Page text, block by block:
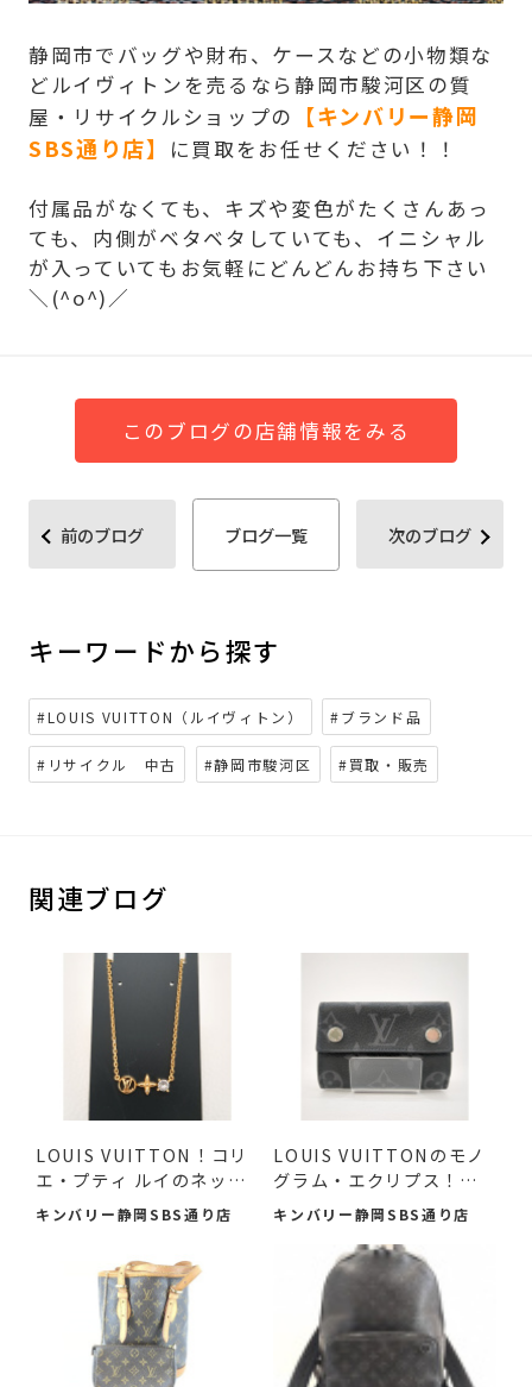
静岡市でバッグや財布、ケースなどの小物類な
どルイヴィトンを売るなら静岡市駿河区の質
屋・リサイクルショップの
【キンバリー静岡
SBS通り店】
に買取をお任せください！！
付属品がなくても、キズや変色がたくさんあっ
ても、内側がベタベタしていても、イニシャル
が入っていてもお気軽にどんどんお持ち下さい
＼(^o^)／
このブログの店舗情報をみる
前のブログ ブログ一覧 次のブログ
キーワードから探す
#LOUIS VUITTON（ルイヴィトン） #ブランド品
#リサイクル 中古 #静岡市駿河区 #買取・販売
関連ブログ
LOUIS VUITTON！コリ
エ・プティ ルイのネック
レス...
キンバリー静岡SBS通り店
LOUIS VUITTONのモノ
グラム・エクリプス！コ
ンパク...
キンバリー静岡SBS通り店